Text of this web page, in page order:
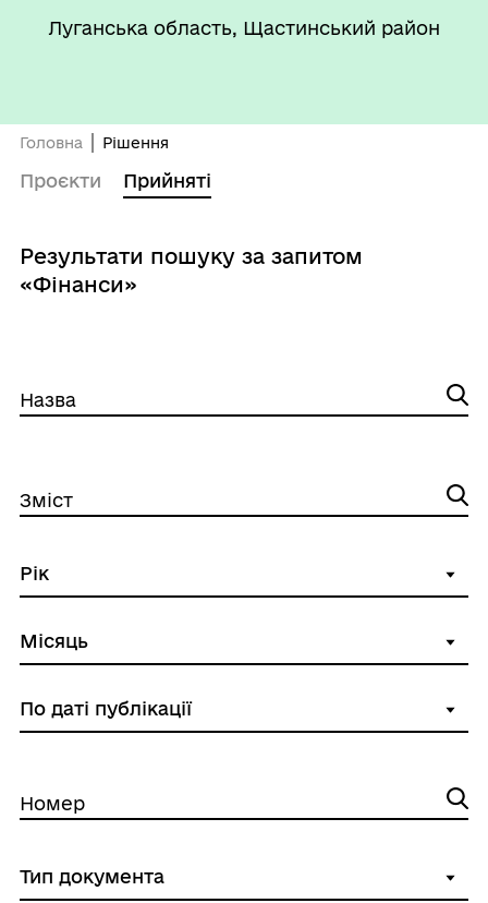
Луганська область, Щастинський район
Головна Рішення
Проєкти Прийняті
Результати пошуку за запитом
«Фінанси»
Назва
Зміст
Номер